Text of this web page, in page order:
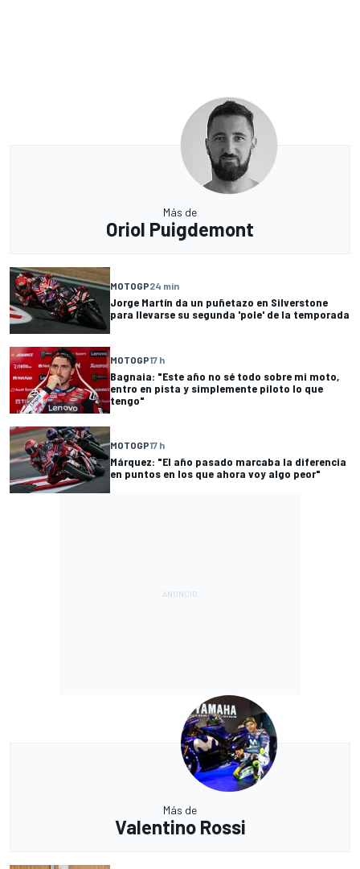
Más de
Oriol Puigdemont
MOTOGP24 min
Jorge Martín da un puñetazo en Silverstone
para llevarse su segunda 'pole' de la temporada
MOTOGP17 h
Bagnaia: "Este año no sé todo sobre mi moto,
entro en pista y simplemente piloto lo que
tengo"
MOTOGP17 h
Márquez: "El año pasado marcaba la diferencia
en puntos en los que ahora voy algo peor"
Más de
Valentino Rossi